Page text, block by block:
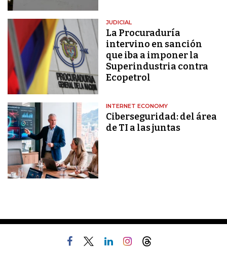
JUDICIAL
La Procuraduría
intervino en sanción
que iba a imponer la
Superindustria contra
Ecopetrol
INTERNET ECONOMY
Ciberseguridad: del área
de TI a las juntas